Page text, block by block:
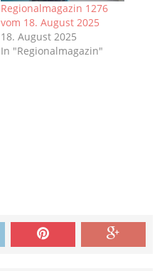
Regionalmagazin 1276
vom 18. August 2025
18. August 2025
In "Regionalmagazin"